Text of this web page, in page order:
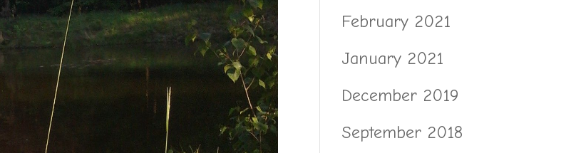
February 2021
January 2021
December 2019
September 2018